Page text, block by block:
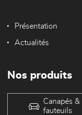
Présentation
Actualités
Nos produits
Canapés &
fauteuils